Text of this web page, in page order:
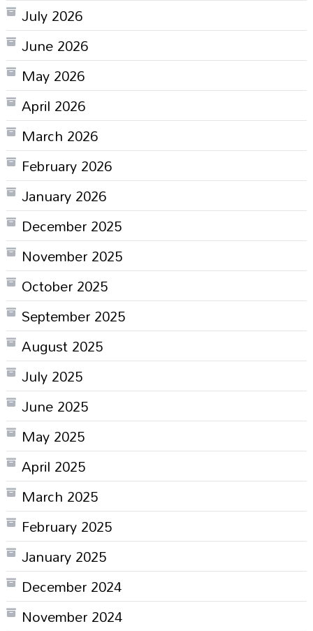
July 2026
June 2026
May 2026
April 2026
March 2026
February 2026
January 2026
December 2025
November 2025
October 2025
September 2025
August 2025
July 2025
June 2025
May 2025
April 2025
March 2025
February 2025
January 2025
December 2024
November 2024